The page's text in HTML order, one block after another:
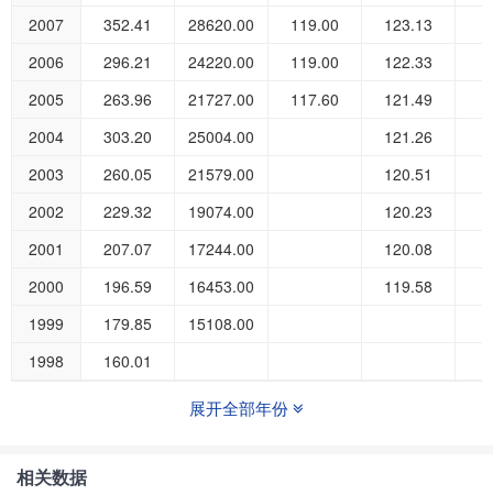
2007
352.41 28620.00 119.00 123.13
2006
296.21 24220.00 119.00
122.33
2005
263.96 21727.00 117.60
121.49
2004
303.20 25004.00
121.26
2003
260.05 21579.00
120.51
2002
229.32 19074.00
120.23
2001
207.07 17244.00
120.08
2000
196.59 16453.00
119.58
1999
179.85
15108.00
1998
160.01
展开全部年份
相关数据